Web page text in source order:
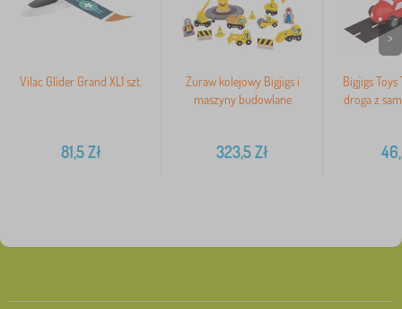
Vilac Glider Grand XL1 szt.
81,5Zł
Żuraw kolejowy Bigjigs i
maszyny budowlane
323,5Zł
Bigjigs Toys
droga z
>